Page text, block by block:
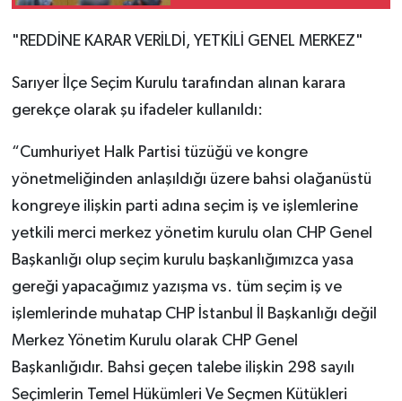
"REDDİNE KARAR VERİLDİ, YETKİLİ GENEL MERKEZ"
Sarıyer İlçe Seçim Kurulu tarafından alınan karara
gerekçe olarak şu ifadeler kullanıldı:
“Cumhuriyet Halk Partisi tüzüğü ve kongre
yönetmeliğinden anlaşıldığı üzere bahsi olağanüstü
kongreye ilişkin parti adına seçim iş ve işlemlerine
yetkili merci merkez yönetim kurulu olan CHP Genel
Başkanlığı olup seçim kurulu başkanlığımızca yasa
gereği yapacağımız yazışma vs. tüm seçim iş ve
işlemlerinde muhatap CHP İstanbul İl Başkanlığı değil
Merkez Yönetim Kurulu olarak CHP Genel
Başkanlığıdır. Bahsi geçen talebe ilişkin 298 sayılı
Seçimlerin Temel Hükümleri Ve Seçmen Kütükleri